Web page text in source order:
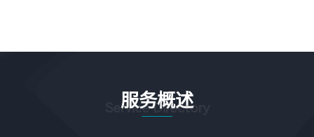
服务概述
Service Directory